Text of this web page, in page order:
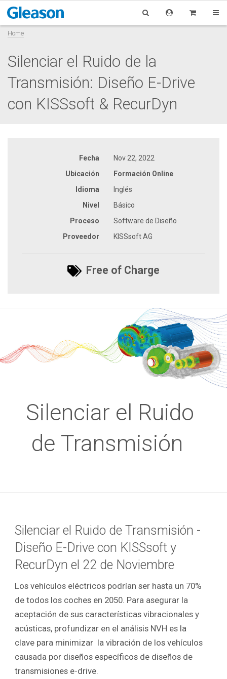
Home
Silenciar el Ruido de la
Transmisión: Diseño E-Drive
con KISSsoft & RecurDyn
Fecha
Nov 22, 2022
Ubicación
Formación Online
Idioma
Inglés
Nivel
Básico
Proceso
Software de Diseño
Proveedor
KISSsoft AG
Free of Charge
Silenciar el Ruido
de Transmisión
Silenciar el Ruido de Transmisión -
Diseño E-Drive con KISSsoft y
RecurDyn el 22 de Noviembre
Los vehículos eléctricos podrían ser hasta un 70%
de todos los coches en 2050. Para asegurar la
aceptación de sus características vibracionales y
acústicas, profundizar en el análisis NVH es la
clave para minimizar la vibración de los vehículos
causada por diseños específicos de diseños de
transmisiones e-drive.